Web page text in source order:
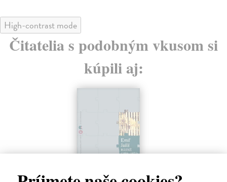
High-contrast mode
Čitatelia s podobným vkusom si
kúpili aj: